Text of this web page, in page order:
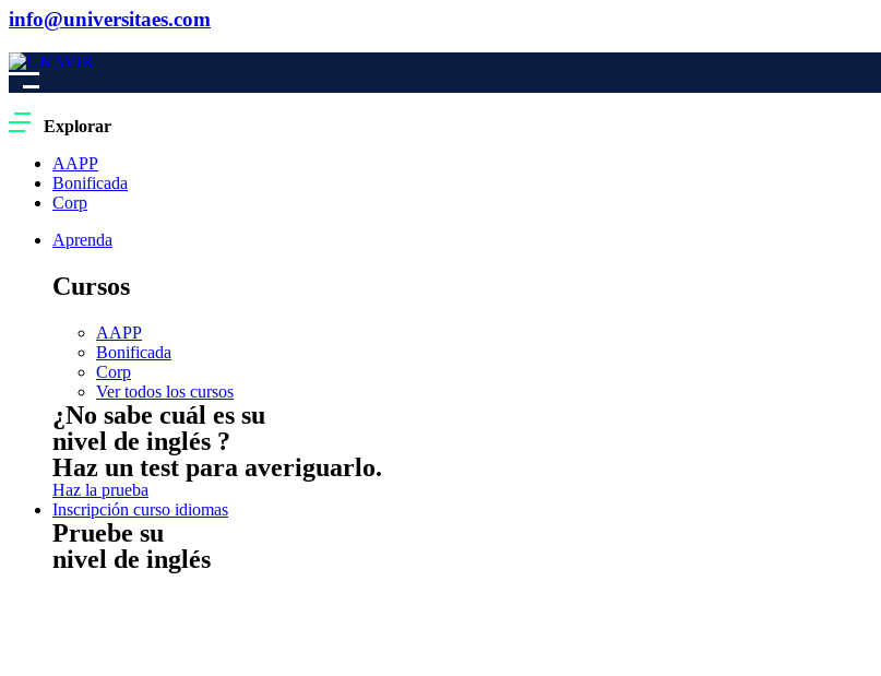
info@universitaes.com
Explorar
AAPP
Bonificada
Corp
Aprenda
Cursos
AAPP
Bonificada
Corp
Ver todos los cursos
¿No sabe cuál es su
nivel de inglés ?
Haz un test para averiguarlo.
Haz la prueba
Inscripción curso idiomas
Pruebe su
nivel de inglés